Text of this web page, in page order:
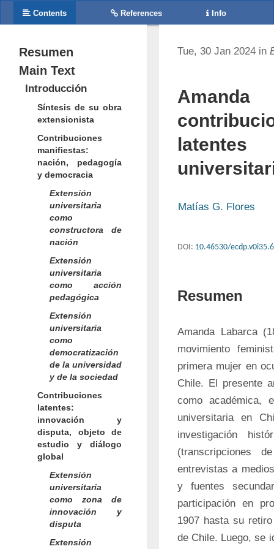
Tue, 30 Jan 2024 in
Matías G. Flores
DOI: 10.46530/
Resumen
Amanda Labarca
movimiento
primera mujer en
Chile. El presente
como académica,
universitaria en
investigación
(transcripciones
entrevistas a
y fuentes
participación en
1907 hasta su
de Chile. Luego, se
Resumen
Main Text
Introducción
Síntesis de su obra
extensionista
Contribuciones
manifiestas:
nación, pedagogía
y democracia
Extensión
universitaria
como
constructora de
nación
Extensión
universitaria
como acción
pedagógica
Extensión
universitaria
como
democratización
de la universidad
y de la sociedad
Contribuciones
latentes:
innovación y
disputa, objeto de
estudio y diálogo
global
Extensión
universitaria
como zona de
innovación y
disputa
Extensión
Contents References Info